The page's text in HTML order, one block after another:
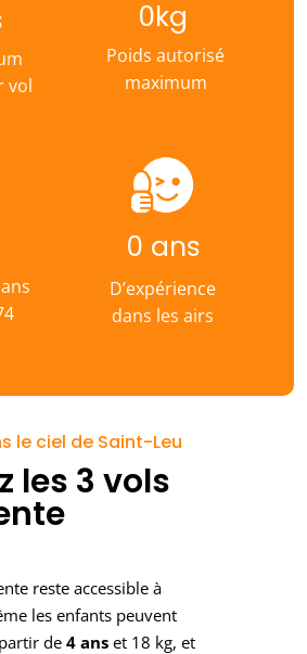
vol
0kg
Poids autorisé
maximum
0 ans
D’expérience
dans les airs
le ciel de Saint-Leu
les 3 vols
reste accessible à
les enfants peuvent
de 4 ans et 18 kg, et